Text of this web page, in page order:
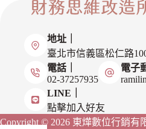
地址｜
臺北市信義區松仁路
電話｜
02-37257935
電子
LINE｜
點擊加入好友
Copyright © 2026 東燁數位行銷有